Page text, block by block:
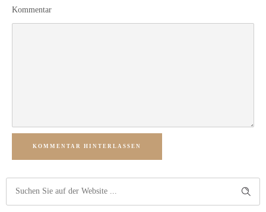
Kommentar
KOMMENTAR HINTERLASSEN